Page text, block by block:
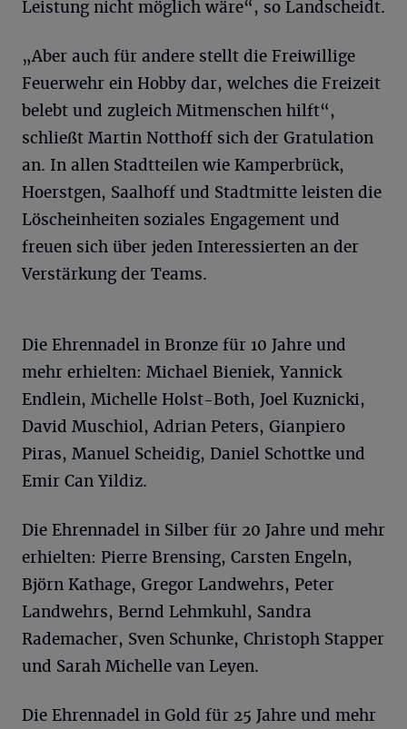
Leistung nicht möglich wäre“, so Landscheidt.
„Aber auch für andere stellt die Freiwillige
Feuerwehr ein Hobby dar, welches die Freizeit
belebt und zugleich Mitmenschen hilft“,
schließt Martin Notthoff sich der Gratulation
an. In allen Stadtteilen wie Kamperbrück,
Hoerstgen, Saalhoff und Stadtmitte leisten die
Löscheinheiten soziales Engagement und
freuen sich über jeden Interessierten an der
Verstärkung der Teams.
Die Ehrennadel in Bronze für 10 Jahre und
mehr erhielten: Michael Bieniek, Yannick
Endlein, Michelle Holst-Both, Joel Kuznicki,
David Muschiol, Adrian Peters, Gianpiero
Piras, Manuel Scheidig, Daniel Schottke und
Emir Can Yildiz.
Die Ehrennadel in Silber für 20 Jahre und mehr
erhielten: Pierre Brensing, Carsten Engeln,
Björn Kathage, Gregor Landwehrs, Peter
Landwehrs, Bernd Lehmkuhl, Sandra
Rademacher, Sven Schunke, Christoph Stapper
und Sarah Michelle van Leyen.
Die Ehrennadel in Gold für 25 Jahre und mehr